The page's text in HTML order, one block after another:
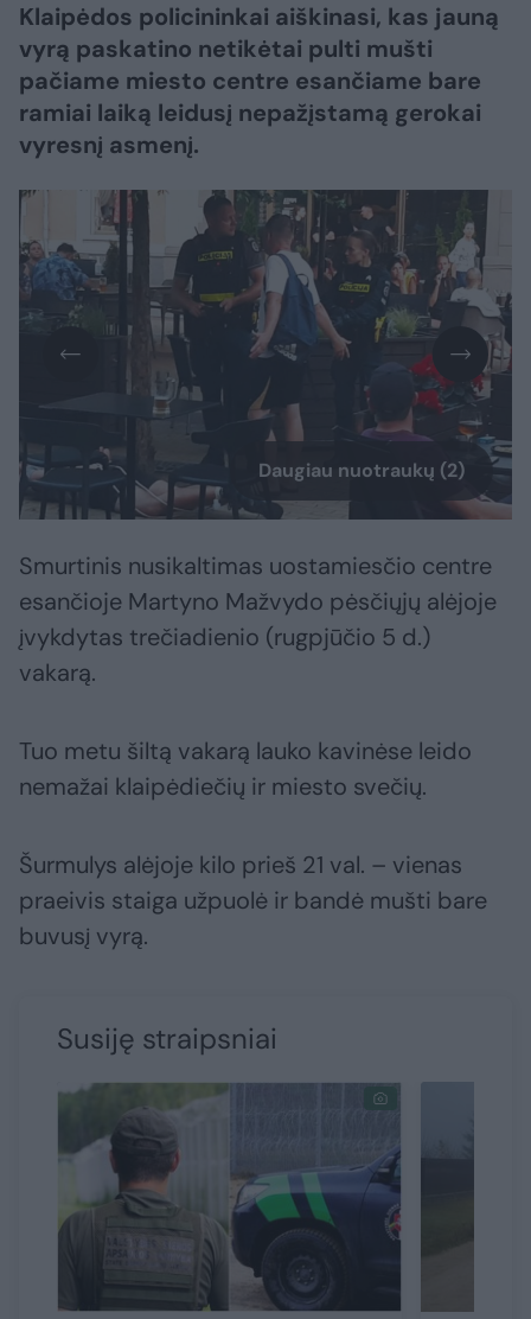
Klaipėdos policininkai aiškinasi, kas jauną
vyrą paskatino netikėtai pulti mušti
pačiame miesto centre esančiame bare
ramiai laiką leidusį nepažįstamą gerokai
vyresnį asmenį.
Daugiau nuotraukų (2)
Smurtinis nusikaltimas uostamiesčio centre
esančioje Martyno Mažvydo pėsčiųjų alėjoje
įvykdytas trečiadienio (rugpjūčio 5 d.)
vakarą.
Tuo metu šiltą vakarą lauko kavinėse leido
nemažai klaipėdiečių ir miesto svečių.
Šurmulys alėjoje kilo prieš 21 val. – vienas
praeivis staiga užpuolė ir bandė mušti bare
buvusį vyrą.
Susiję straipsniai